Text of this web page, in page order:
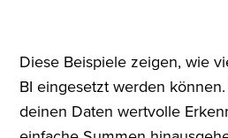
Diese Beispiele zeigen, wie
BI eingesetzt werden
deinen Daten wertvolle